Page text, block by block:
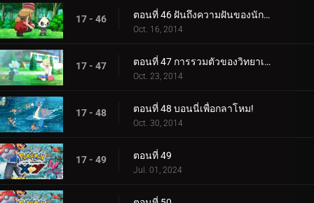
17 - 46 ตอนที่ 46 ฝันถึงความฝันของนักแสดง!
Oct. 16, 2014
17 - 47 ตอนที่ 47 การรวมตัวของวิทยาเขต!
Oct. 23, 2014
17 - 48 ตอนที่ 48 บอนนี่เพื่อกลาโหม!
Oct. 30, 2014
17 - 49 ตอนที่ 49
Jul. 01, 2024